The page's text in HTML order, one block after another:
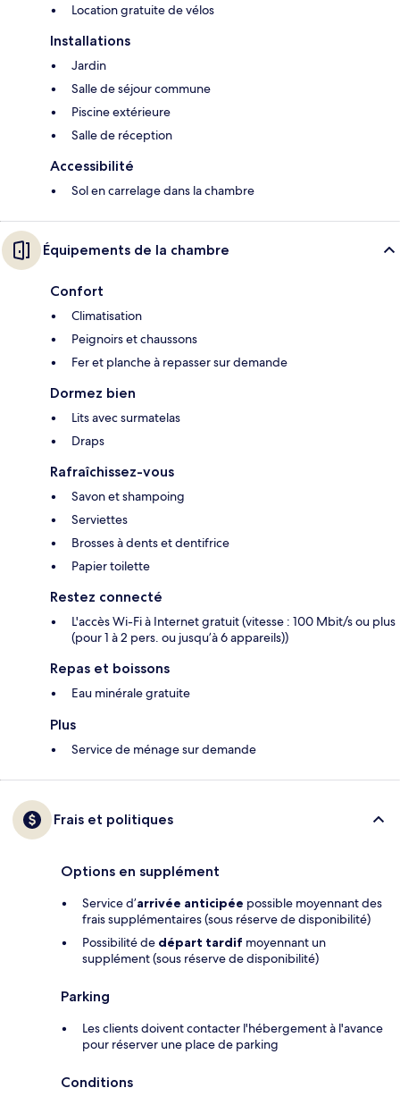
Location gratuite de vélos
Installations
Jardin
Salle de séjour commune
Piscine extérieure
Salle de réception
Accessibilité
Sol en carrelage dans la chambre
Équipements de la chambre
Confort
Climatisation
Peignoirs et chaussons
Fer et planche à repasser sur demande
Dormez bien
Lits avec surmatelas
Draps
Rafraîchissez-vous
Savon et shampoing
Serviettes
Brosses à dents et dentifrice
Papier toilette
Restez connecté
L'accès Wi-Fi à Internet gratuit (vitesse : 100 Mbit/s ou plus
(pour 1 à 2 pers. ou jusqu’à 6 appareils))
Repas et boissons
Eau minérale gratuite
Plus
Service de ménage sur demande
Frais et politiques
Options en supplément
Service d’arrivée anticipée possible moyennant des
frais supplémentaires (sous réserve de disponibilité)
Possibilité de départ tardif moyennant un
supplément (sous réserve de disponibilité)
Parking
Les clients doivent contacter l'hébergement à l'avance
pour réserver une place de parking
Conditions